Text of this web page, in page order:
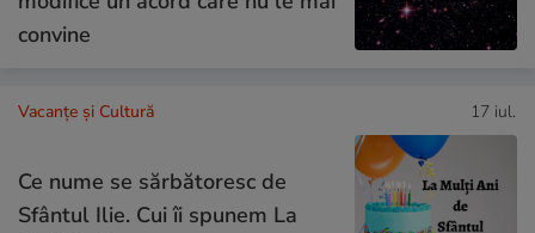
convine
Vacanțe și Cultură 17 iul.
Ce nume se sărbătoresc de
Sfântul Ilie. Cui îi spunem La